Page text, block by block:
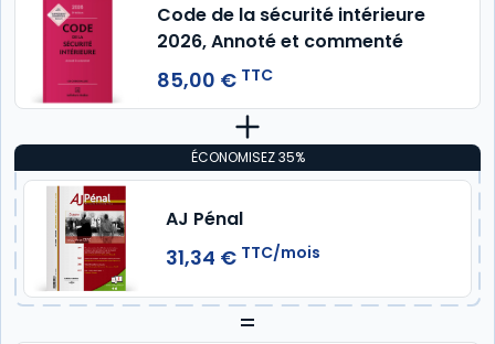
Code de la sécurité intérieure
2026, Annoté et commenté
85,00 € TTC
ÉCONOMISEZ 35%
AJ Pénal
31,34 € TTC/mois
=